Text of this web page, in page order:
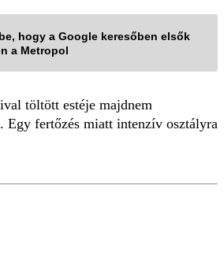
hogy a Google keresőben elsők
a Metropol
töltött estéje majdnem
Egy fertőzés miatt intenzív osztályra